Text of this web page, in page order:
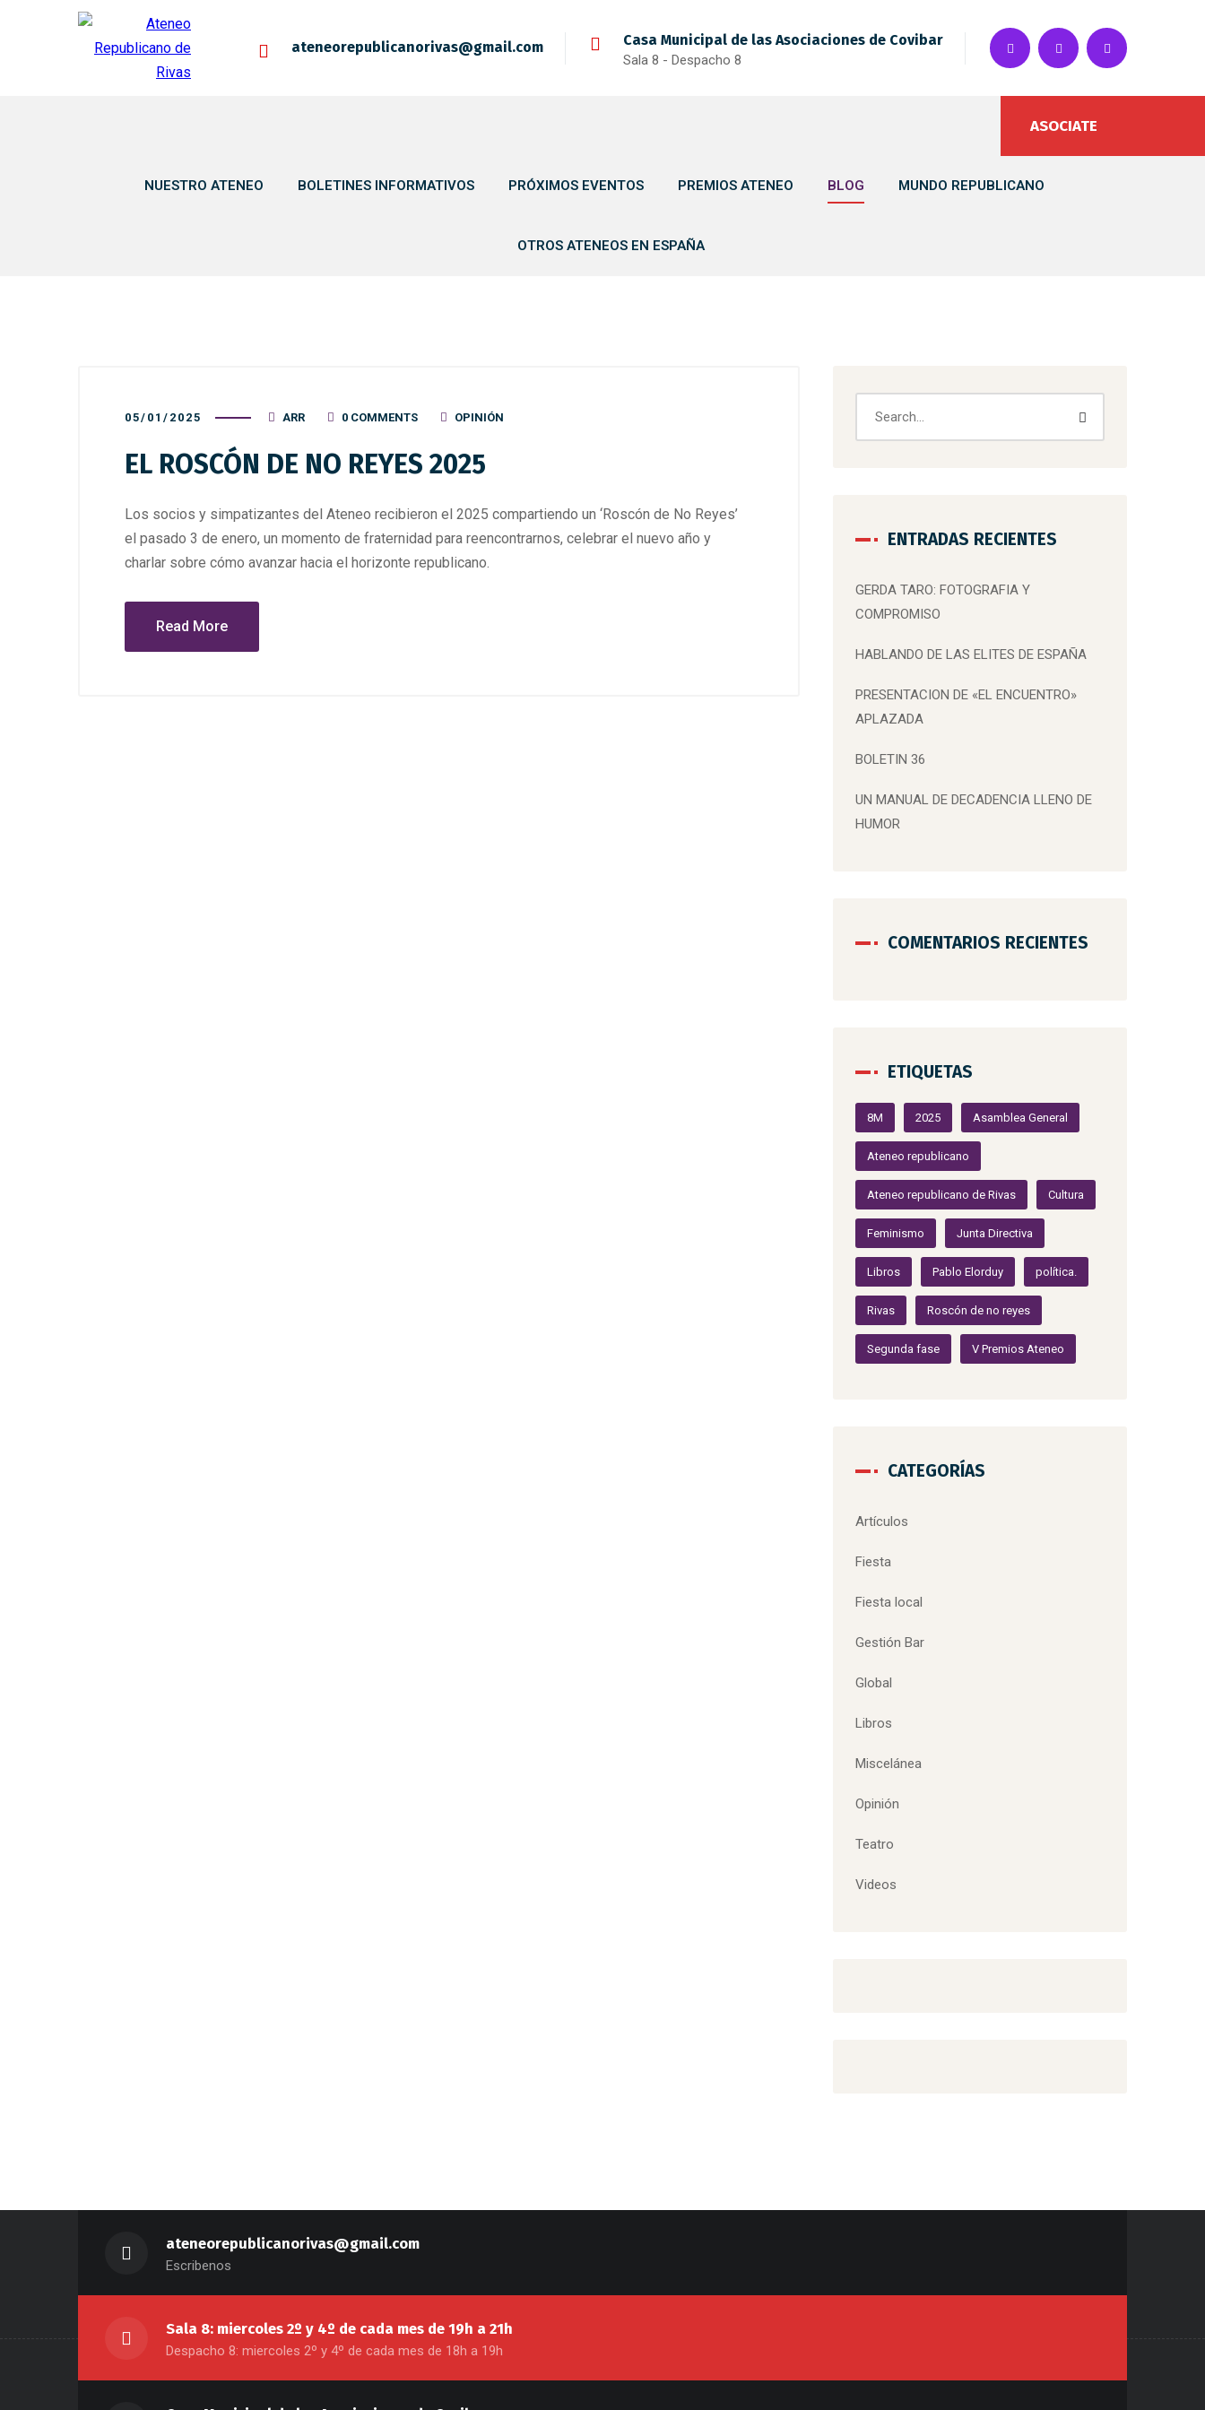
ateneorepublicanorivas@gmail.com Casa Municipal de las Asociaciones de Covibar
Sala 8 - Despacho 8
ASOCIATE
NUESTRO ATENEO BOLETINES INFORMATIVOS PRÓXIMOS EVENTOS PREMIOS ATENEO BLOG MUNDO REPUBLICANO
OTROS ATENEOS EN ESPAÑA
05/01/2025 ARR 0 COMMENTS OPINIÓN
EL ROSCÓN DE NO REYES 2025
Los socios y simpatizantes del Ateneo recibieron el 2025 compartiendo un ‘Roscón de No Reyes’
el pasado 3 de enero, un momento de fraternidad para reencontrarnos, celebrar el nuevo año y
charlar sobre cómo avanzar hacia el horizonte republicano.
Read More
ENTRADAS RECIENTES
GERDA TARO: FOTOGRAFIA Y
COMPROMISO
HABLANDO DE LAS ELITES DE ESPAÑA
PRESENTACION DE «EL ENCUENTRO»
APLAZADA
BOLETIN 36
UN MANUAL DE DECADENCIA LLENO DE
HUMOR
COMENTARIOS RECIENTES
ETIQUETAS
8M 2025 Asamblea General
Ateneo republicano
Ateneo republicano de Rivas Cultura
Feminismo Junta Directiva
Libros Pablo Elorduy política.
Rivas Roscón de no reyes
Segunda fase V Premios Ateneo
CATEGORÍAS
Artículos
Fiesta
Fiesta local
Gestión Bar
Global
Libros
Miscelánea
Opinión
Teatro
Videos
ateneorepublicanorivas@gmail.com
Escribenos
Sala 8: miercoles 2º y 4º de cada mes de 19h a 21h
Despacho 8: miercoles 2º y 4º de cada mes de 18h a 19h